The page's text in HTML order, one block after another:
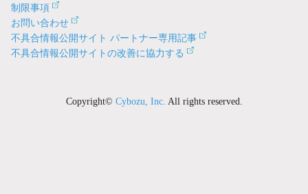
制限事項
お問い合わせ
不具合情報公開サイト パートナー専用記事
不具合情報公開サイトの改善に協力する
Copyright© Cybozu, Inc. All rights reserved.